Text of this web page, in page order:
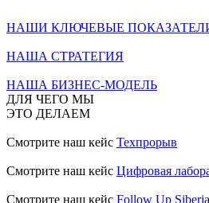
НАШИ КЛЮЧЕВЫЕ
НАША СТРАТЕГИЯ
НАША БИЗНЕС-МОДЕЛЬ
ДЛЯ ЧЕГО МЫ
ЭТО ДЕЛАЕМ
Смотрите наш кейс Техпрорыв
Смотрите наш кейс Цифровая
Смотрите наш кейс Follow Up Siberia